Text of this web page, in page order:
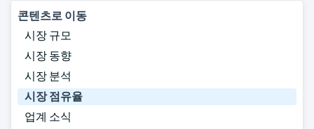
콘텐츠로 이동
시장 규모
시장 동향
시장 분석
시장 점유율
업계 소식